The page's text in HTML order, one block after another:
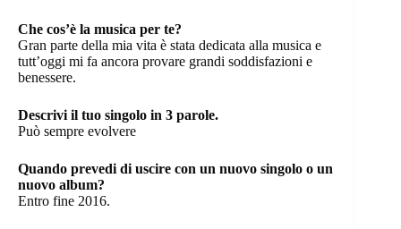
Che cos’è la musica per te?
Gran parte della mia vita è stata dedicata alla musica e
tutt’oggi mi fa ancora provare grandi soddisfazioni e
benessere.
Descrivi il tuo singolo in 3 parole.
Può sempre evolvere
Quando prevedi di uscire con un nuovo singolo o un
nuovo album?
Entro fine 2016.